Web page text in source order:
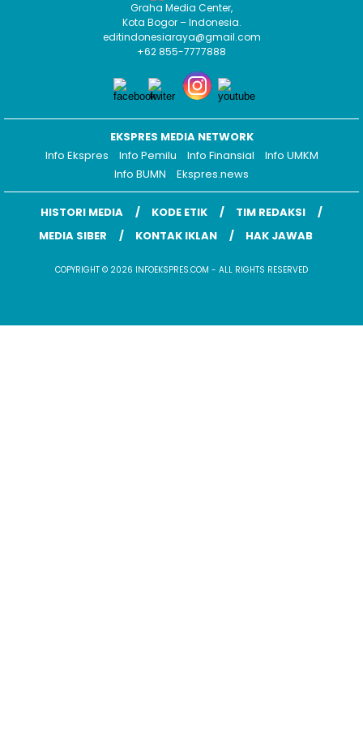
Graha Media Center,
Kota Bogor – Indonesia.
editindonesiaraya@gmail.com
+62 855-7777888
EKSPRES MEDIA NETWORK
Info Ekspres
Info Pemilu Info Finansial
Info UMKM
Info BUMN
Ekspres.news
HISTORI MEDIA KODE ETIK
TIM REDAKSI
MEDIA SIBER
KONTAK IKLAN HAK JAWAB
COPYRIGHT © 2026 INFOEKSPRES.COM - ALL RIGHTS RESERVED